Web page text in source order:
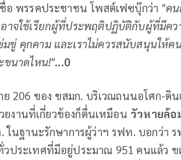
อ พรรคประชาชน โพสต์เฟซบุ๊กว่า "ค
จใช้เรียกผู้ที่ประพฤติปฏิบัติกับผู้ที่มีคว
ขู่ คุกคาม และเราไม่ควรสนับสนุนให้ค
ขนาดไหน!"...0
206 ของ ขสมก. บริเวณถนนอโศก-ดิน
ยงานที่เกี่ยวข้องก็ตื่นเหมือน วัวหายล้อ
ในฐานะรักษาการผู้ว่าฯ รฟท. บอกว่า ร
วประเทศที่มีอยู่ประมาณ 951 คนแล้ว